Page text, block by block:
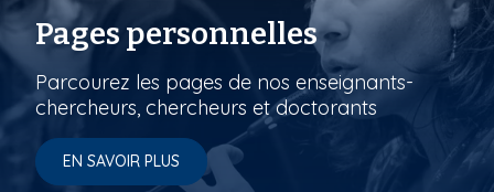
Pages personnelles
Parcourez les pages de nos enseignants-
chercheurs, chercheurs et doctorants
EN SAVOIR PLUS